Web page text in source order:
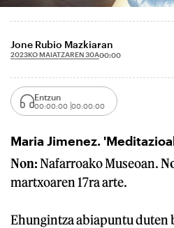
Jone Rubio Mazkiaran
2023KO MAIATZAREN 30A00:00
Entzun
00:00:00 00:00:00
Maria Jimenez.
Non:Nafarroako Museoan.
martxoaren 17ra arte.
Ehungintza abiapuntu duten